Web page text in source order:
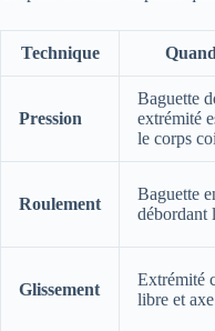
Technique
Pression
Baguette
extrémité
le corps
Roulement
Baguette
débordant
Glissement
Extrémité
libre et